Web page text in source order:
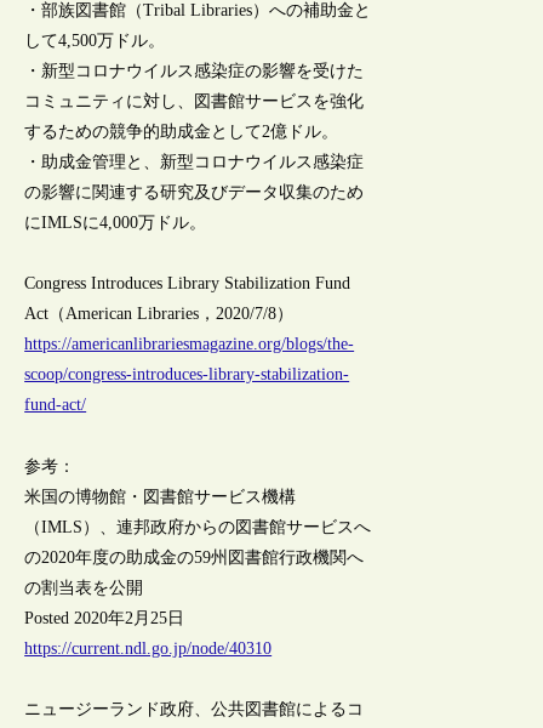
・部族図書館（Tribal Libraries）への補助金と
して4,500万ドル。
・新型コロナウイルス感染症の影響を受けた
コミュニティに対し、図書館サービスを強化
するための競争的助成金として2億ドル。
・助成金管理と、新型コロナウイルス感染症
の影響に関連する研究及びデータ収集のため
にIMLSに4,000万ドル。
Congress Introduces Library Stabilization Fund
Act（American Libraries，2020/7/8）
https://americanlibrariesmagazine.org/blogs/the-
scoop/congress-introduces-library-stabilization-
fund-act/
参考：
米国の博物館・図書館サービス機構
（IMLS）、連邦政府からの図書館サービスへ
の2020年度の助成金の59州図書館行政機関へ
の割当表を公開
Posted 2020年2月25日
https://current.ndl.go.jp/node/40310
ニュージーランド政府、公共図書館によるコ